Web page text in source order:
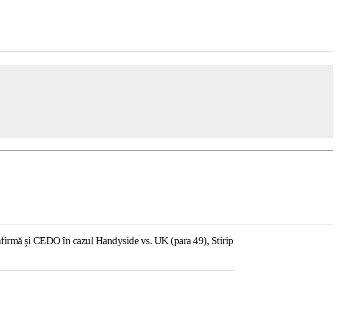
cazul Handyside vs. UK (para 49), Stiripentruviata.ro consideră că